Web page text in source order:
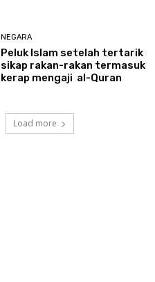
NEGARA
PelukIslam setelah tertarik
sikap rakan-rakan termasuk
kerap mengaji al-Quran
Load more